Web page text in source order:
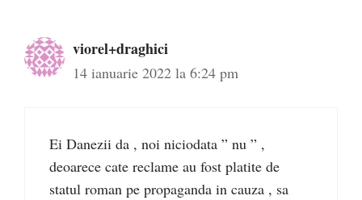
viorel+draghici
14 ianuarie 2022 la 6:24 pm
Ei Danezii da , noi niciodata ” nu ” ,
deoarece cate reclame au fost platite de
statul roman pe propaganda in cauza , sa